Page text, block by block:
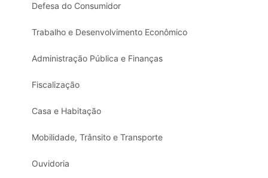
Defesa do Consumidor
Trabalho e Desenvolvimento Econômico
Administração Pública e Finanças
Fiscalização
Casa e Habitação
Mobilidade, Trânsito e Transporte
Ouvidoria